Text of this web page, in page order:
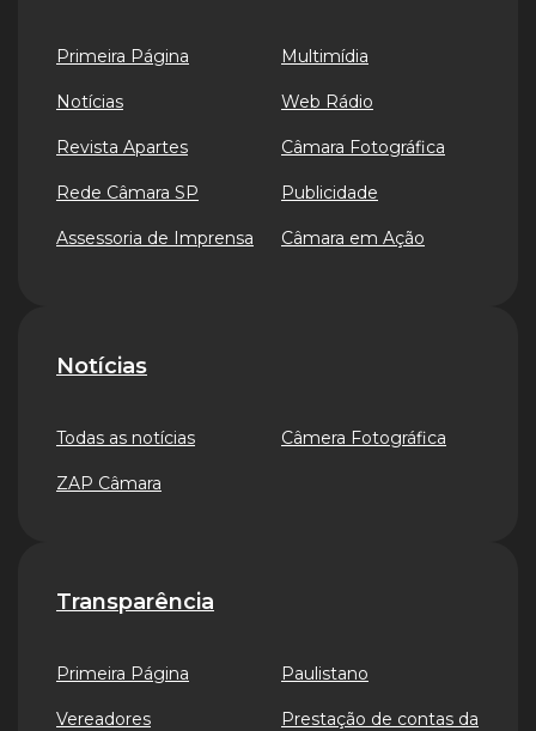
Primeira Página
Notícias
Revista Apartes
Rede Câmara SP
Assessoria de Imprensa
Multimídia
Web Rádio
Câmara Fotográfica
Publicidade
Câmara em Ação
Notícias
Todas as notícias
ZAP Câmara
Câmera Fotográfica
Transparência
Primeira Página
Vereadores
Paulistano
Prestação de contas da